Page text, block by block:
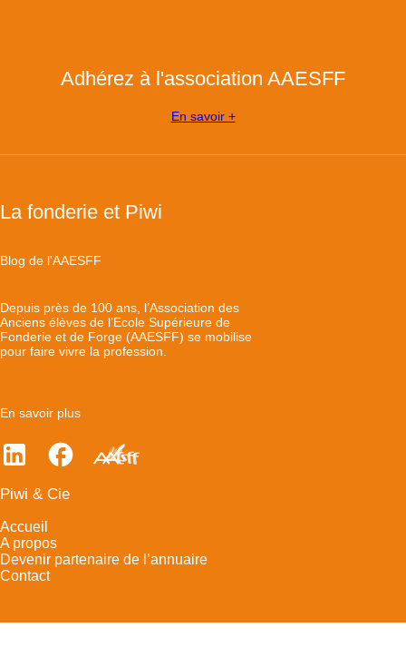
Adhérez à l'association AAESFF
En savoir +
La fonderie et Piwi
Blog de l'AAESFF
Depuis près de 100 ans, l’Association des
Anciens élèves de l’Ecole Supérieure de
Fonderie et de Forge (AAESFF) se mobilise
pour faire vivre la profession.
En savoir plus
Piwi & Cie
Accueil
A propos
Devenir partenaire de l’annuaire
Contact